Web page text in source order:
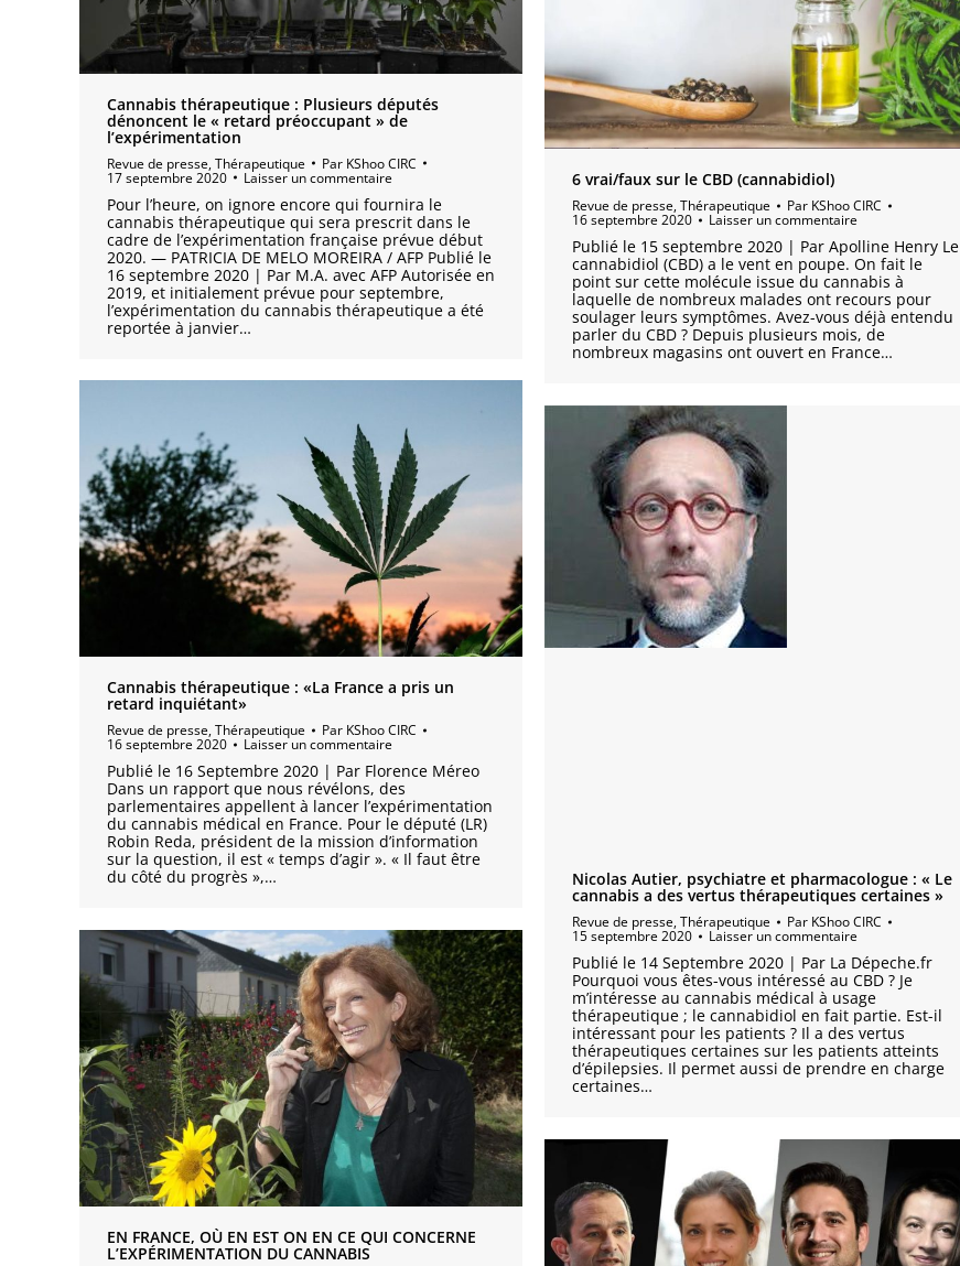
Cannabis thérapeutique : Plusieurs députés
dénoncent le « retard préoccupant » de
l’expérimentation
Revue de presse,Thérapeutique Par KShoo CIRC
17 septembre 2020 Laisser un commentaire
Pour l’heure, on ignore encore qui fournira le
cannabis thérapeutique qui sera prescrit dans le
cadre de l’expérimentation française prévue début
2020. — PATRICIA DE MELO MOREIRA / AFP Publié le
16 septembre 2020 | Par M.A. avec AFP Autorisée en
2019, et initialement prévue pour septembre,
l’expérimentation du cannabis thérapeutique a été
reportée à janvier…
6 vrai/faux sur le CBD (cannabidiol)
Revue de presse,Thérapeutique Par KShoo CIRC
16 septembre 2020 Laisser un commentaire
Publié le 15 septembre 2020 | Par Apolline Henry Le
cannabidiol (CBD) a le vent en poupe. On fait le
point sur cette molécule issue du cannabis à
laquelle de nombreux malades ont recours pour
soulager leurs symptômes. Avez-vous déjà entendu
parler du CBD ? Depuis plusieurs mois, de
nombreux magasins ont ouvert en France…
Cannabis thérapeutique : «La France a pris un
retard inquiétant»
Revue de presse,Thérapeutique Par KShoo CIRC
16 septembre 2020 Laisser un commentaire
Publié le 16 Septembre 2020 | Par Florence Méreo
Dans un rapport que nous révélons, des
parlementaires appellent à lancer l’expérimentation
du cannabis médical en France. Pour le député (LR)
Robin Reda, président de la mission d’information
sur la question, il est « temps d’agir ». « Il faut être
du côté du progrès »,…
Nicolas Autier, psychiatre et pharmacologue : « Le
cannabis a des vertus thérapeutiques certaines »
Revue de presse,Thérapeutique Par KShoo CIRC
15 septembre 2020 Laisser un commentaire
Publié le 14 Septembre 2020 | Par La Dépeche.fr
Pourquoi vous êtes-vous intéressé au CBD ? Je
m’intéresse au cannabis médical à usage
thérapeutique ; le cannabidiol en fait partie. Est-il
intéressant pour les patients ? Il a des vertus
thérapeutiques certaines sur les patients atteints
d’épilepsies. Il permet aussi de prendre en charge
certaines…
EN FRANCE, OÙ EN EST ON EN CE QUI CONCERNE
L’EXPÉRIMENTATION DU CANNABIS